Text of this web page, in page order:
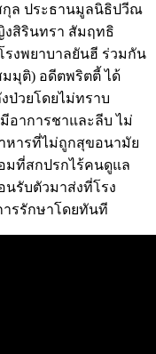
ล ประธานมูลนิธิปวีณ
งสิรินทรา สัมฤทธิ
งพยาบาลยันฮี ร่วมกัน
มุติ) อดีตพริตตี้ ได้
ป่วยโดยไม่ทราบ
อาการชาและลีบ ไม่
หารที่ไม่ถูกสุขอนามัย
มที่สกปรกไร้คนดูแล
นรับตัวมาส่งที่โรง
ารรักษาโดยทันที